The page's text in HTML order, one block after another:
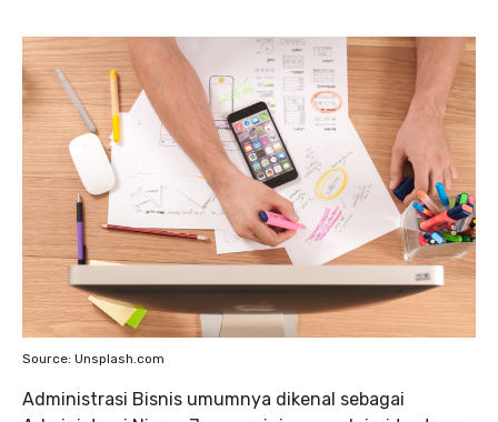
Source: Unsplash.com
Administrasi Bisnis umumnya dikenal sebagai